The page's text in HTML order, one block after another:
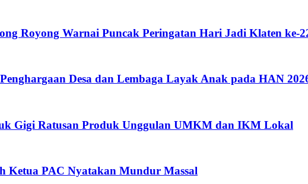
Royong Warnai Puncak Peringatan Hari Jadi Klaten ke-
Desa dan Lembaga Layak Anak pada HAN
Gigi Ratusan Produk Unggulan UMKM dan IKM Lokal
Ketua PAC Nyatakan Mundur Massal